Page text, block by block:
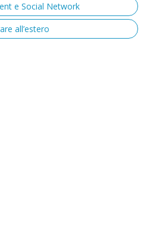
e Social Network
all’estero